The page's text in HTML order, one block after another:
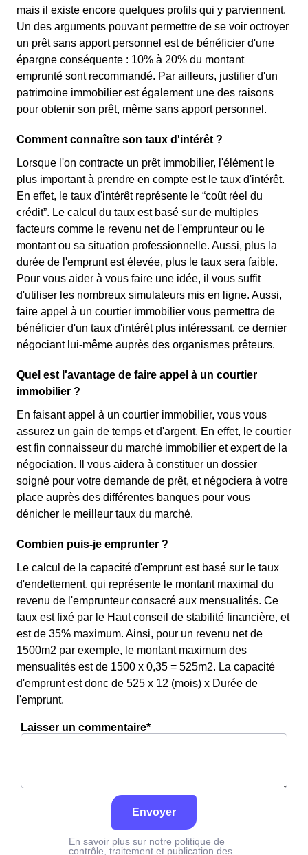
mais il existe encore quelques profils qui y parviennent.
Un des arguments pouvant permettre de se voir octroyer
un prêt sans apport personnel est de bénéficier d'une
épargne conséquente : 10% à 20% du montant
emprunté sont recommandé. Par ailleurs, justifier d'un
patrimoine immobilier est également une des raisons
pour obtenir son prêt, même sans apport personnel.
Comment connaître son taux d'intérêt ?
Lorsque l'on contracte un prêt immobilier, l'élément le
plus important à prendre en compte est le taux d'intérêt.
En effet, le taux d'intérêt représente le “coût réel du
crédit”. Le calcul du taux est basé sur de multiples
facteurs comme le revenu net de l'emprunteur ou le
montant ou sa situation professionnelle. Aussi, plus la
durée de l'emprunt est élevée, plus le taux sera faible.
Pour vous aider à vous faire une idée, il vous suffit
d'utiliser les nombreux simulateurs mis en ligne. Aussi,
faire appel à un courtier immobilier vous permettra de
bénéficier d'un taux d'intérêt plus intéressant, ce dernier
négociant lui-même auprès des organismes prêteurs.
Quel est l'avantage de faire appel à un courtier
immobilier ?
En faisant appel à un courtier immobilier, vous vous
assurez un gain de temps et d'argent. En effet, le courtier
est fin connaisseur du marché immobilier et expert de la
négociation. Il vous aidera à constituer un dossier
soigné pour votre demande de prêt, et négociera à votre
place auprès des différentes banques pour vous
dénicher le meilleur taux du marché.
Combien puis-je emprunter ?
Le calcul de la capacité d'emprunt est basé sur le taux
d'endettement, qui représente le montant maximal du
revenu de l'emprunteur consacré aux mensualités. Ce
taux est fixé par le Haut conseil de stabilité financière, et
est de 35% maximum. Ainsi, pour un revenu net de
1500m2 par exemple, le montant maximum des
mensualités est de 1500 x 0,35 = 525m2. La capacité
d'emprunt est donc de 525 x 12 (mois) x Durée de
l'emprunt.
Laisser un commentaire*
Envoyer
En savoir plus sur notre politique de
contrôle, traitement et publication des